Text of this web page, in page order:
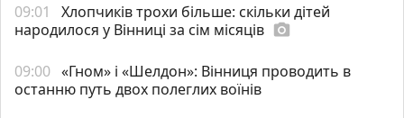
09:01
Хлопчиків трохи більше: скільки дітей
народилося у Вінниці за сім місяців photo_camera
09:00 «Гном» і «Шелдон»: Вінниця проводить в
останню путь двох полеглих воїнів